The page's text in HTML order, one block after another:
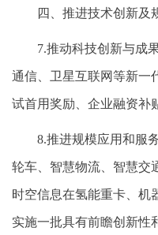
四、推进技术创新及
7.推动科技创新与成
通信、卫星互联网等新一
试首用奖励、企业融资补
8.推进规模应用和服
轮车、智慧物流、智慧交
时空信息在氢能重卡、机
实施一批具有前瞻创新性